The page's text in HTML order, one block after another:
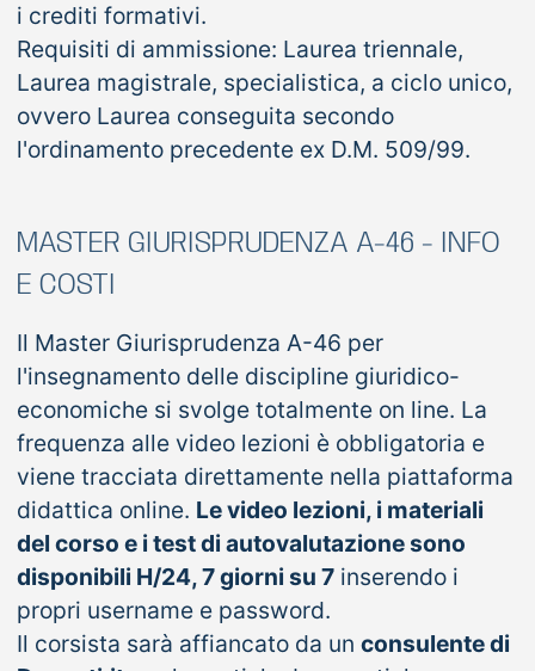
i crediti formativi.
Requisiti di ammissione: Laurea triennale,
Laurea magistrale, specialistica, a ciclo unico,
ovvero Laurea conseguita secondo
l'ordinamento precedente ex D.M. 509/99.
MASTER GIURISPRUDENZA A-46 - INFO
E COSTI
Il Master Giurisprudenza A-46 per
l'insegnamento delle discipline giuridico-
economiche si svolge totalmente on line. La
frequenza alle video lezioni è obbligatoria e
viene tracciata direttamente nella piattaforma
didattica online. Le video lezioni, i materiali
del corso e i test di autovalutazione sono
disponibili H/24, 7 giorni su 7 inserendo i
propri username e password.
Il corsista sarà affiancato da unconsulente di